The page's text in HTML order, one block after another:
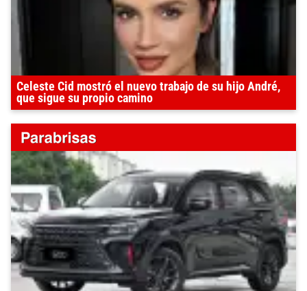
Celeste Cid mostró el nuevo trabajo de su hijo André,
que sigue su propio camino